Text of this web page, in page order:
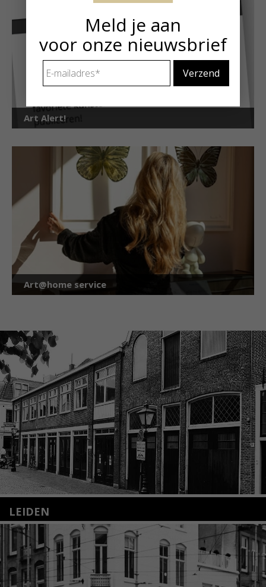
Art Alert!
Art@home service
LEIDEN
Nieuwstraat 35
2312 KA Leiden
+31(0)71 – 52 84 480
info@kunsthuisleiden.nl
Meld je aan
voor onze nieuwsbrief
mailadres *